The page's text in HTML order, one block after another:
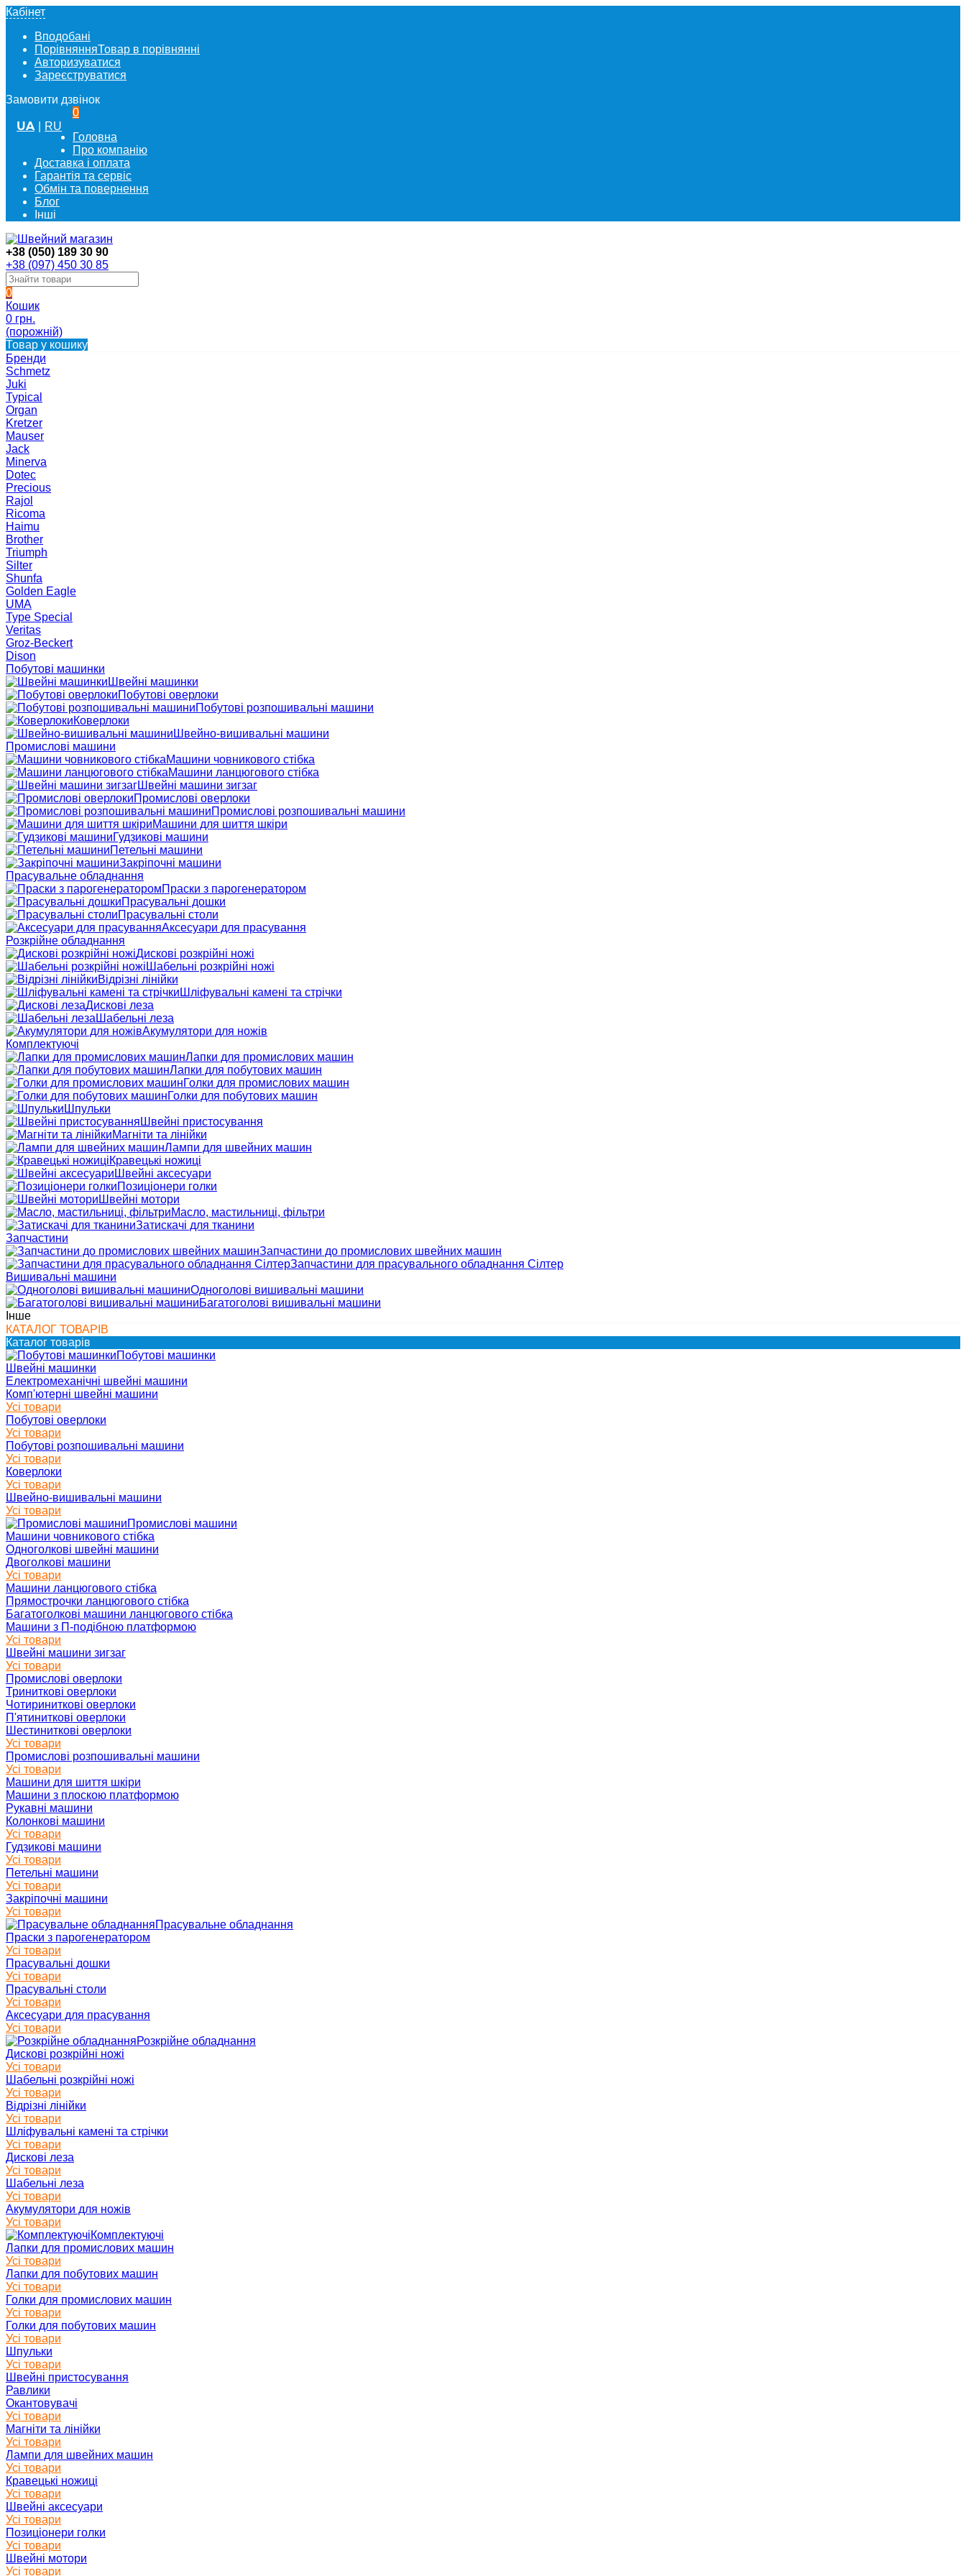
Кабінет
Вподобані
ПорівнянняТовар в порівнянні
Авторизуватися
Зареєструватися
Замовити дзвінок
UA RU
0
Головна
Про компанію
Доставка і оплата
Гарантія та сервіс
Обмін та повернення
Блог
Інші
+38 (050) 189 30 90
+38 (097) 450 30 85
0
Кошик
0 грн.
(порожній)
Товар у кошику
Бренди
Schmetz
Juki
Typical
Organ
Kretzer
Mauser
Jack
Minerva
Dotec
Precious
Rajol
Ricoma
Haimu
Brother
Triumph
Silter
Shunfa
Golden Eagle
UMA
Type Special
Veritas
Groz-Beckert
Dison
Побутові машинки
Швейні машинки
Побутові оверлоки
Побутові розпошивальні машини
Коверлоки
Швейно-вишивальні машини
Промислові машини
Машини човникового стібка
Машини ланцюгового стібка
Швейні машини зигзаг
Промислові оверлоки
Промислові розпошивальні машини
Машини для шиття шкіри
Гудзикові машини
Петельні машини
Закріпочні машини
Прасувальне обладнання
Праски з парогенератором
Прасувальні дошки
Прасувальні столи
Аксесуари для прасування
Розкрійне обладнання
Дискові розкрійні ножі
Шабельні розкрійні ножі
Відрізні лінійки
Шліфувальні камені та стрічки
Дискові леза
Шабельні леза
Акумулятори для ножів
Комплектуючі
Лапки для промислових машин
Лапки для побутових машин
Голки для промислових машин
Голки для побутових машин
Шпульки
Швейні пристосування
Магніти та лінійки
Лампи для швейних машин
Кравецькі ножиці
Швейні аксесуари
Позиціонери голки
Швейні мотори
Масло, мастильниці, фільтри
Затискачі для тканини
Запчастини
Запчастини до промислових швейних машин
Запчастини для прасувального обладнання Сілтер
Вишивальні машини
Одноголові вишивальні машини
Багатоголові вишивальні машини
Інше
КАТАЛОГ ТОВАРІВ
Каталог товарів
Побутові машинки
Швейні машинки
Електромеханічні швейні машини
Комп'ютерні швейні машини
Усі товари
Побутові оверлоки
Усі товари
Побутові розпошивальні машини
Усі товари
Коверлоки
Усі товари
Швейно-вишивальні машини
Усі товари
Промислові машини
Машини човникового стібка
Одноголкові швейні машини
Двоголкові машини
Усі товари
Машини ланцюгового стібка
Прямострочки ланцюгового стібка
Багатоголкові машини ланцюгового стібка
Машини з П-подібною платформою
Усі товари
Швейні машини зигзаг
Усі товари
Промислові оверлоки
Триниткові оверлоки
Чотириниткові оверлоки
П'ятиниткові оверлоки
Шестиниткові оверлоки
Усі товари
Промислові розпошивальні машини
Усі товари
Машини для шиття шкіри
Машини з плоскою платформою
Рукавні машини
Колонкові машини
Усі товари
Гудзикові машини
Усі товари
Петельні машини
Усі товари
Закріпочні машини
Усі товари
Прасувальне обладнання
Праски з парогенератором
Усі товари
Прасувальні дошки
Усі товари
Прасувальні столи
Усі товари
Аксесуари для прасування
Усі товари
Розкрійне обладнання
Дискові розкрійні ножі
Усі товари
Шабельні розкрійні ножі
Усі товари
Відрізні лінійки
Усі товари
Шліфувальні камені та стрічки
Усі товари
Дискові леза
Усі товари
Шабельні леза
Усі товари
Акумулятори для ножів
Усі товари
Комплектуючі
Лапки для промислових машин
Усі товари
Лапки для побутових машин
Усі товари
Голки для промислових машин
Усі товари
Голки для побутових машин
Усі товари
Шпульки
Усі товари
Швейні пристосування
Равлики
Окантовувачі
Усі товари
Магніти та лінійки
Усі товари
Лампи для швейних машин
Усі товари
Кравецькі ножиці
Усі товари
Швейні аксесуари
Усі товари
Позиціонери голки
Усі товари
Швейні мотори
Усі товари